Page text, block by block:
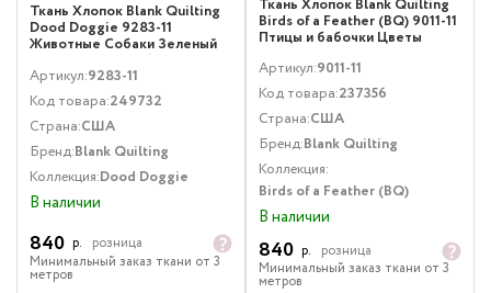
Ткань Хлопок Blank Quilting
Dood Doggie 9283-11
Животные Собаки Зеленый
Коричневый Голубой
Артикул:9283-11
Код товара:249732
Страна:США
Бренд:Blank Quilting
Коллекция:Dood Doggie
В наличии
840 р.
розница
Минимальный заказ ткани от 3
метров
Ткань Хлопок Blank Quilting
Birds of a Feather (BQ) 9011-11
Птицы и бабочки Цветы
Артикул:9011-11
Код товара:237356
Страна:США
Бренд:Blank Quilting
Коллекция:
Birds of a Feather (BQ)
В наличии
840 р.
розница
Минимальный заказ ткани от 3
метров